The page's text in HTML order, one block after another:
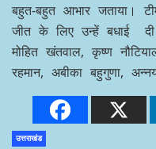
बहुत-बहुत आभार जताया।
जीत के लिए उन्हें बधाई
मोहित खंतवाल, कृष्ण
रहमान, अबीका बहुगुणा,
उत्तराखंड